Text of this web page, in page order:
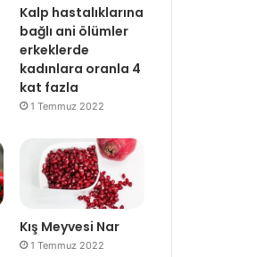
Kalp hastalıklarına
bağlı ani ölümler
erkeklerde
kadınlara oranla 4
kat fazla
1 Temmuz 2022
Kış Meyvesi Nar
1 Temmuz 2022